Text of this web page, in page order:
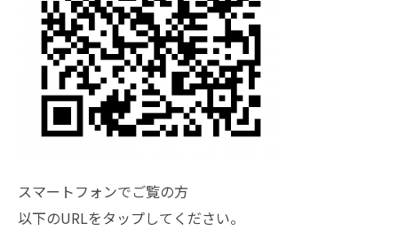
スマートフォンでご覧の方
以下のURLをタップしてください。